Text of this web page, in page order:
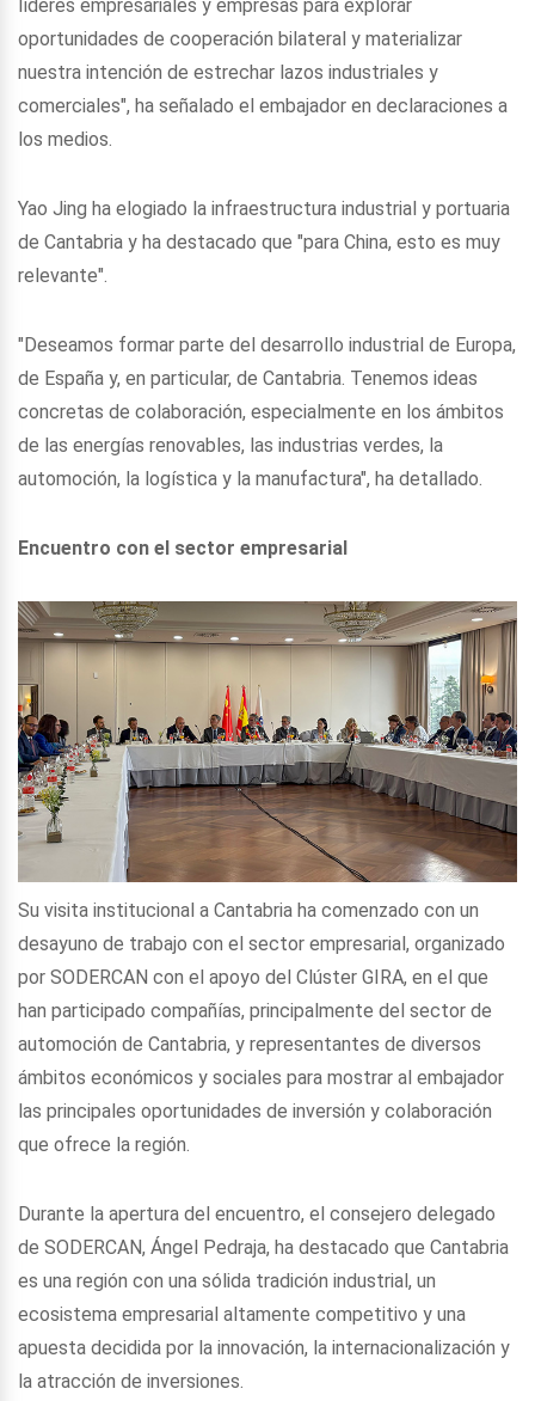
líderes empresariales y empresas para explorar
oportunidades de cooperación bilateral y materializar
nuestra intención de estrechar lazos industriales y
comerciales", ha señalado el embajador en declaraciones a
los medios.
Yao Jing ha elogiado la infraestructura industrial y portuaria
de Cantabria y ha destacado que "para China, esto es muy
relevante".
"Deseamos formar parte del desarrollo industrial de Europa,
de España y, en particular, de Cantabria. Tenemos ideas
concretas de colaboración, especialmente en los ámbitos
de las energías renovables, las industrias verdes, la
automoción, la logística y la manufactura", ha detallado.
Encuentro con el sector empresarial
Su visita institucional a Cantabria ha comenzado con un
desayuno de trabajo con el sector empresarial, organizado
por SODERCAN con el apoyo del Clúster GIRA, en el que
han participado compañías, principalmente del sector de
automoción de Cantabria, y representantes de diversos
ámbitos económicos y sociales para mostrar al embajador
las principales oportunidades de inversión y colaboración
que ofrece la región.
Durante la apertura del encuentro, el consejero delegado
de SODERCAN, Ángel Pedraja, ha destacado que Cantabria
es una región con una sólida tradición industrial, un
ecosistema empresarial altamente competitivo y una
apuesta decidida por la innovación, la internacionalización y
la atracción de inversiones.